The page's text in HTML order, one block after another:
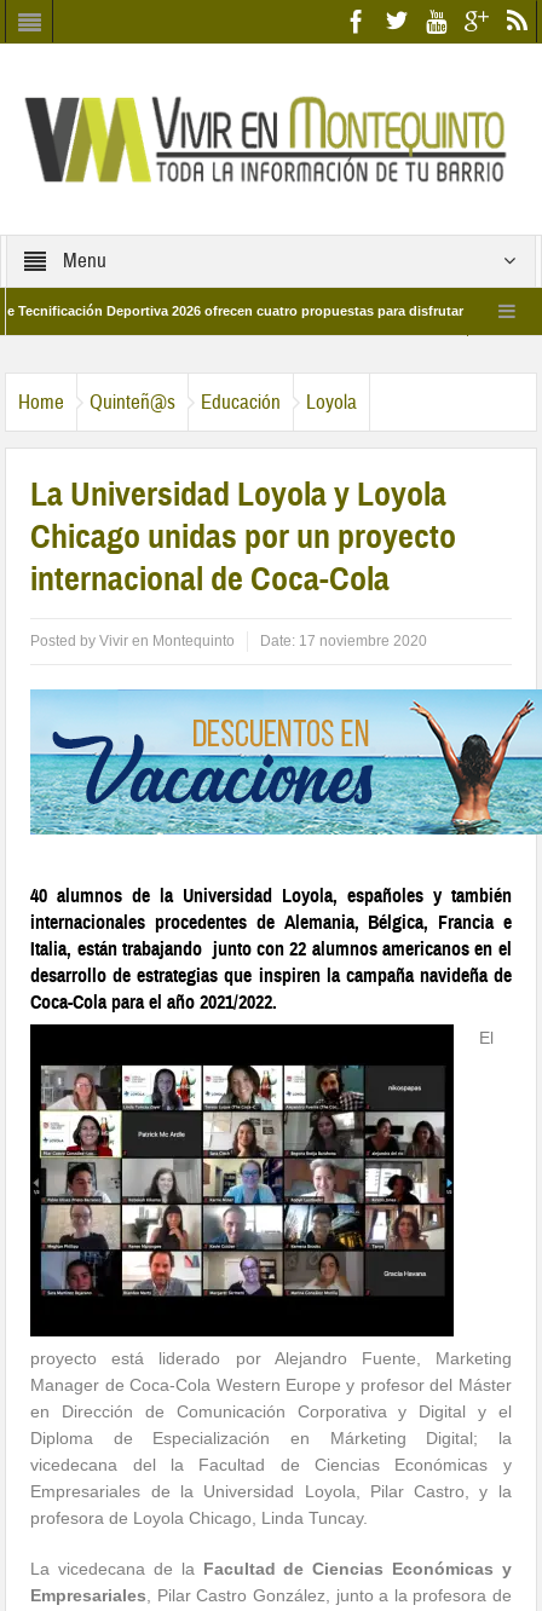
Menu
Deportiva 2026 ofrecen cuatro propuestas para disfrutar del deporte este
Home Quinteñ@s Educación Loyola
La Universidad Loyola y Loyola
Chicago unidas por un proyecto
internacional de Coca-Cola
Posted byVivir en Montequinto Date: 17 noviembre 2020
40 alumnos de la Universidad Loyola, españoles y también
internacionales procedentes de Alemania, Bélgica, Francia e
Italia, están trabajando junto con 22 alumnos americanos en el
desarrollo de estrategias que inspiren la campaña navideña de
Coca-Cola para el año 2021/2022.
El
proyecto está liderado por Alejandro Fuente, Marketing
Manager de Coca-Cola Western Europe y profesor del Máster
en Dirección de Comunicación Corporativa y Digital y el
Diploma de Especialización en Márketing Digital; la
vicedecana del la Facultad de Ciencias Económicas y
Empresariales de la Universidad Loyola, Pilar Castro, y la
profesora de Loyola Chicago, Linda Tuncay.
La vicedecana de la Facultad de Ciencias Económicas y
Empresariales , Pilar Castro González, junto a la profesora de